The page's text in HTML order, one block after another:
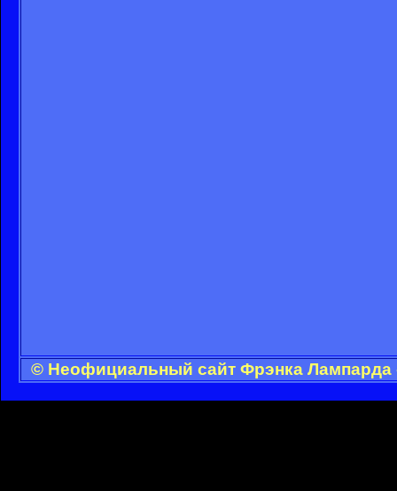
© Неофициальный сайт Фрэнка Лампарда